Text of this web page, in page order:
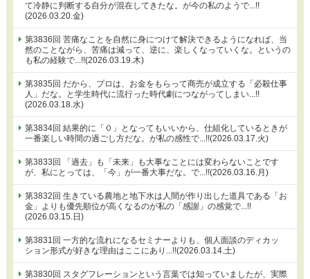
て冷静に判断する自分が混在してきたな。が今の私のようで...!!
(2026.03.20.金)
第3836回 苦痛なことを自然に身につけて解決できるようになれば、当
然のことながら、苦痛は減って、逆に、楽しくなっていくな。というの
も私の経験で...!!(2026.03.19.木)
第3835回 だから、プロは、お金をもらって商売が成立する「必殺仕事
人」だな。と学生時代に流行った時代劇につながってしまい...!!
(2026.03.18.水)
第3834回 結果的に「０」となってもいいから、仕組化しているときが
一番楽しい時間の過ごし方だな。が私の感性で...!!(2026.03.17.火)
第3833回 「過去」も「未来」も大事なことには変わらないことです
が、私にとっては、「今」が一番大事だな。で...!!(2026.03.16.月)
第3832回 生きている農地と地下水は人間が作り出した道具である「お
金」よりも優先順位が高くなるのが私の「感謝」の感覚で...!!
(2026.03.15.日)
第3831回 一方的な流れになるセミナーよりも、個人面談のディカッ
ション形式が好きな理由はここにあり...!!(2026.03.14.土)
第3830回 スタグフレーションという言葉では知っていましたが、実際